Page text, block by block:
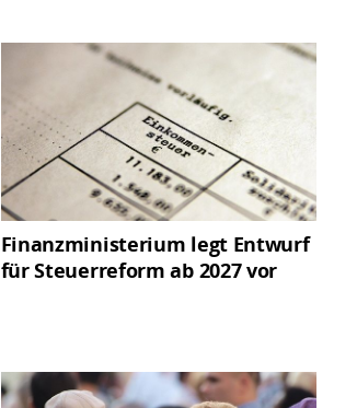
Finanzministerium legt Entwurf
für Steuerreform ab 2027 vor